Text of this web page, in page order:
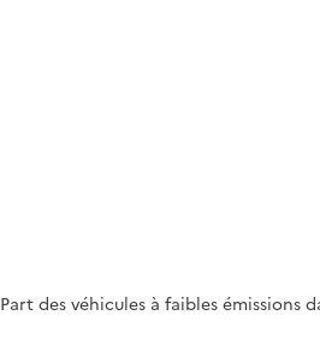
des véhicules à faibles